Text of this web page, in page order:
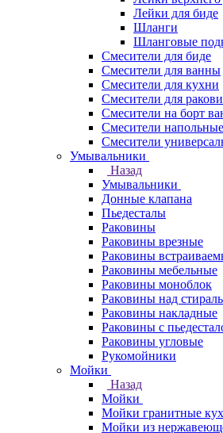
Лейки для биде
Шланги
Шланговые
Смесители для биде
Смесители для ванны
Смесители для кухни
Смесители для
Смесители на борт
Смесители напольные
Смесители
Умывальники
Назад
Умывальники
Донные клапана
Пьедесталы
Раковины
Раковины врезные
Раковины
Раковины мебельные
Раковины моноблок
Раковины над
Раковины накладные
Раковины с
Раковины угловые
Рукомойники
Мойки
Назад
Мойки
Мойки гранитные
Мойки из